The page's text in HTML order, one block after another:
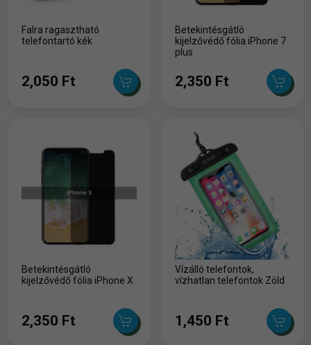
Falra ragasztható
telefontartó kék
2,050 Ft
Betekintésgátló
kijelzővédő fólia iPhone 7
plus
2,350 Ft
Betekintésgátló
kijelzővédő fólia iPhone X
2,350 Ft
Vízálló telefontok,
vízhatlan telefontok Zöld
1,450 Ft